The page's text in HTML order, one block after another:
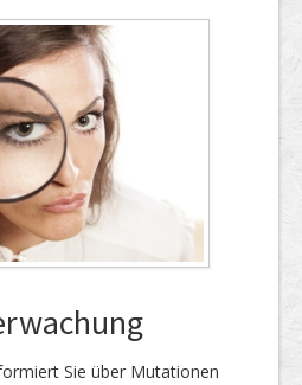
Sie über Mutationen